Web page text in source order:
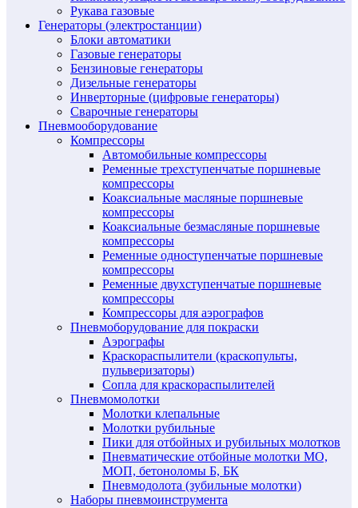
Рукава газовые
Генераторы (электростанции)
Блоки автоматики
Газовые генераторы
Бензиновые генераторы
Дизельные генераторы
Инверторные (цифровые генераторы)
Сварочные генераторы
Пневмооборудование
Компрессоры
Автомобильные компрессоры
Ременные трехступенчатые поршневые
компрессоры
Коаксиальные масляные поршневые
компрессоры
Коаксиальные безмасляные поршневые
компрессоры
Ременные одноступенчатые поршневые
компрессоры
Ременные двухступенчатые поршневые
компрессоры
Компрессоры для аэрографов
Пневмоборудование для покраски
Аэрографы
Краскораспылители (краскопульты,
пульверизаторы)
Сопла для краскораспылителей
Пневмомолотки
Молотки клепальные
Молотки рубильные
Пики для отбойных и рубильных молотков
Пневматические отбойные молотки МО,
МОП, бетоноломы Б, БК
Пневмодолота (зубильные молотки)
Наборы пневмоинструмента